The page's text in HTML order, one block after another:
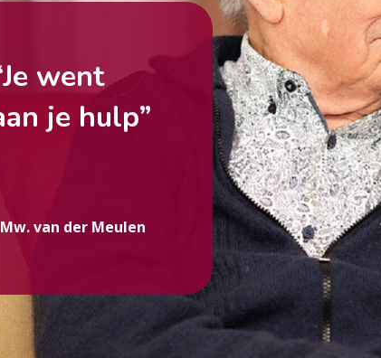
went
je hulp”
van der Meulen